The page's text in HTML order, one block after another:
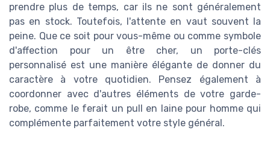
prendre plus de temps, car ils ne sont généralement
pas en stock. Toutefois, l'attente en vaut souvent la
peine. Que ce soit pour vous-même ou comme symbole
d'affection pour un être cher, un porte-clés
personnalisé est une manière élégante de donner du
caractère à votre quotidien. Pensez également à
coordonner avec d'autres éléments de votre garde-
robe, comme le ferait un pull en laine pour homme qui
complémente parfaitement votre style général.